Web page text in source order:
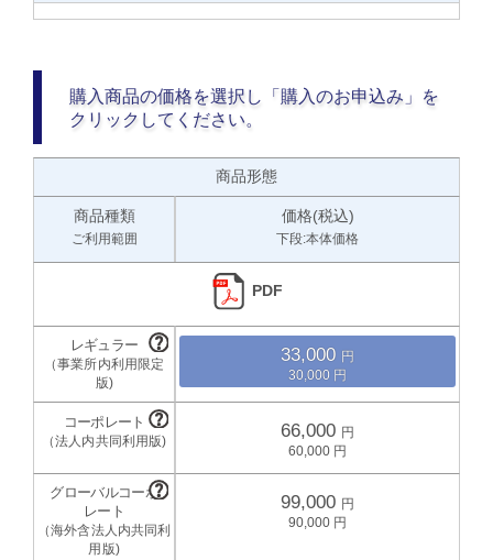
購入商品の価格を選択し「購入のお申込み」を
クリックしてください。
商品形態
商品種類
ご利用範囲
価格(税込)
下段:本体価格
PDF
33,000
30,000
66,000
60,000
99,000
90,000